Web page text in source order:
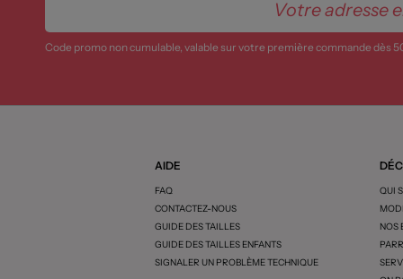
Code promo non cumulable, valable sur votre première commande dès
AIDE
FAQ
CONTACTEZ-NOUS
GUIDE DES TAILLES
GUIDE DES TAILLES ENFANTS
SIGNALER UN PROBLÈME TECHNIQUE
QUI
NOS